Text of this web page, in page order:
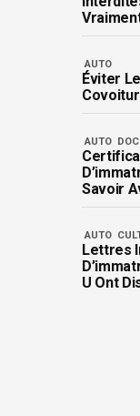
AUTO
Éviter
AUTO
Savoir
AUTO
Lettres
U Ont